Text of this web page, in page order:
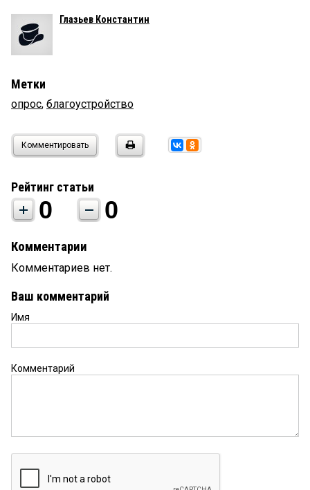
Глазьев Константин
Метки
опрос, благоустройство
Комментировать
Рейтинг статьи
0 0
Комментарии
Комментариев нет.
Ваш комментарий
Имя
Комментарий